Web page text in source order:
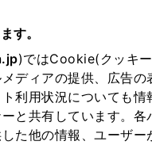
す。
)ではCookie(クッキ
ディアの提供、広告の
利用状況についても情
と共有しています。
た他の情報、ユーザ